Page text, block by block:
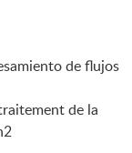
de la